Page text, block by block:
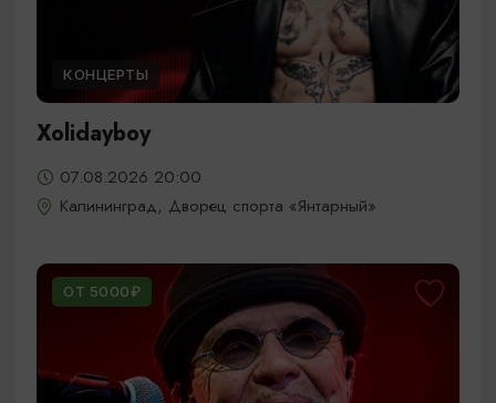
КОНЦЕРТЫ
Xolidayboy
07.08.2026 20:00
Калининград, Дворец спорта «Янтарный»
ОТ 5000₽